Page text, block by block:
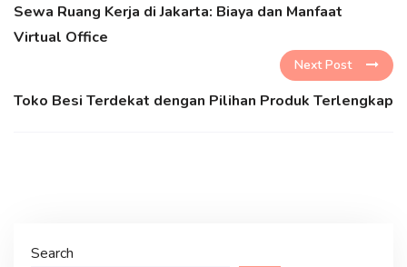
Sewa Ruang Kerja di Jakarta: Biaya dan Manfaat
Virtual Office
Next Post
Toko Besi Terdekat dengan Pilihan Produk Terlengkap
Search